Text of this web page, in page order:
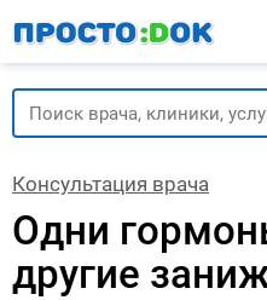
содержанию
Консультация врача
Одни
другие